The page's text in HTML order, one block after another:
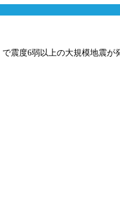
震度6弱以上の大規模地震が